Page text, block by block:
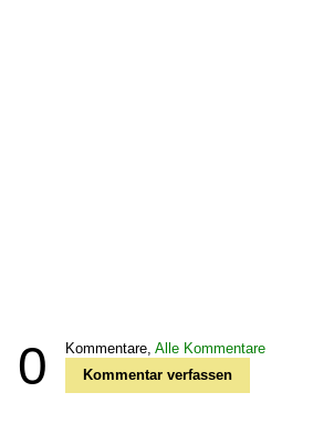
0 Kommentare, Alle Kommentare
Kommentar verfassen